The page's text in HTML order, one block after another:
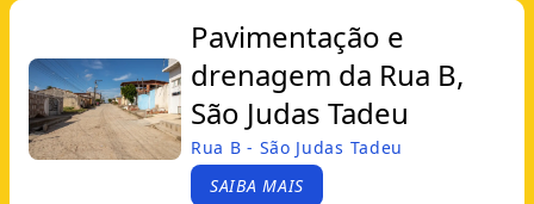
Pavimentação e
drenagem da Rua B,
São Judas Tadeu
Rua B - São Judas Tadeu
SAIBA MAIS